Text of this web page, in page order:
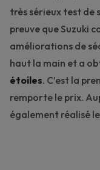
très sérieux test de
preuve que Suzuki
améliorations de
haut la main et a
étoiles. C’est la
remporte le prix.
également réalisé